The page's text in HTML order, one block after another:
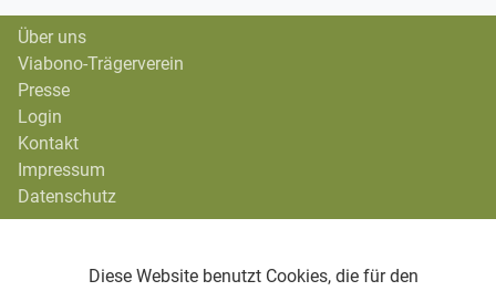
Diese Website benutzt Cookies, die für den
Über uns
Viabono-Trägerverein
Presse
Login
Kontakt
Impressum
Datenschutz